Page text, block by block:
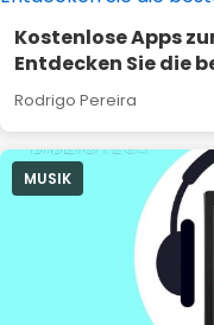
Kostenlose Apps
Entdecken Sie die
Rodrigo Pereira
MUSIK